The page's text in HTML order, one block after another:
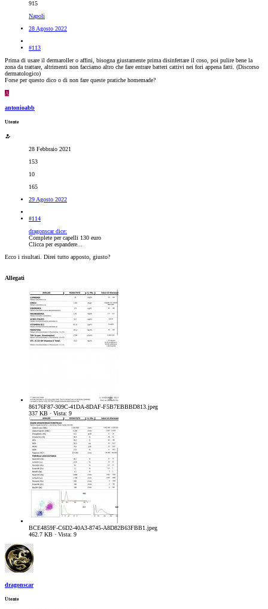
915
Napoli
28 Agosto 2022
#113
Prima di usare il dermaroller o affini, bisogna giustamente prima disinfettare il coso, poi pulire bene la
zona da trattare, altrimenti non facciamo altro che fare entrare batteri cattivi nei fori appena fatti. (Discorso
dermatologico)
Forse per questo dico o di non fare queste pratiche homemade?
A
antonioabb
Utente
28 Febbraio 2021
153
10
165
29 Agosto 2022
#114
dragonscar dice:
Complete per capelli 130 euro
Clicca per espandere...
Ecco i risultati. Direi tutto apposto, giusto?
Allegati
86176F87-309C-41DA-8DAF-F5B7EBBBD813.jpeg
337 KB · Vista: 9
BCE4859F-C6D2-40A3-8745-A8D82B63FBB1.jpeg
462.7 KB · Vista: 9
dragonscar
Utente